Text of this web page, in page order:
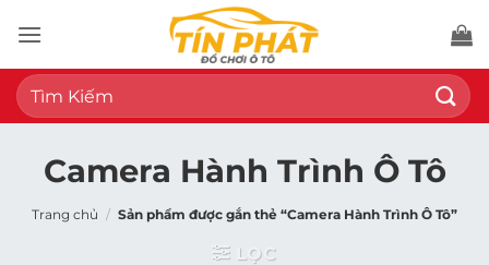
qua
nội
dung
Tìm
kiếm:
Camera Hành Trình Ô Tô
Trang chủ / Sản phẩm được gắn thẻ “Camera Hành Trình Ô Tô”
LỌC